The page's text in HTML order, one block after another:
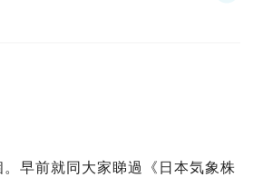
早前就同大家睇過《日本気象株